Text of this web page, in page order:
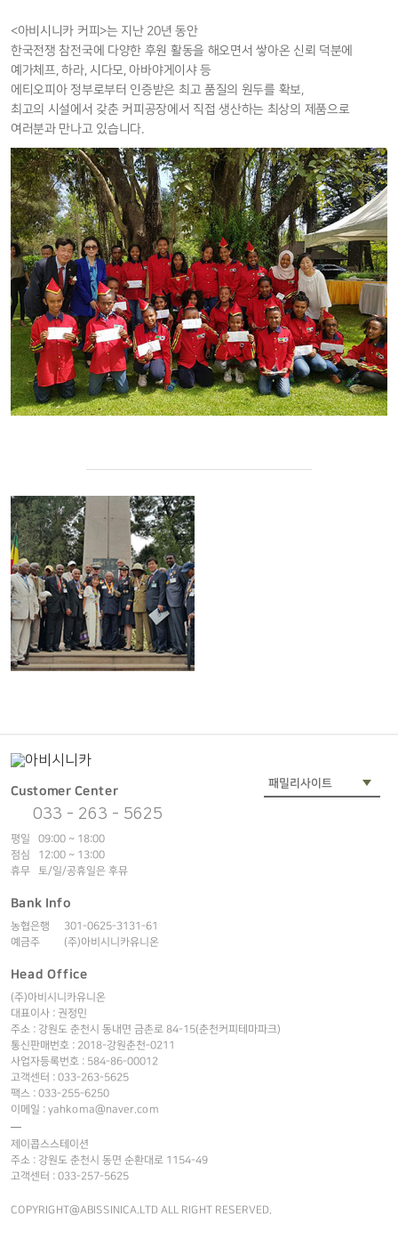
<아비시니카 커피>는 지난 20년 동안
한국전쟁 참전국에 다양한 후원 활동을 해오면서 쌓아온 신뢰 덕분에
예가체프, 하라, 시다모, 아바야게이샤 등
에티오피아 정부로부터 인증받은 최고 품질의 원두를 확보,
최고의 시설에서 갖춘 커피공장에서 직접 생산하는 최상의 제품으로
여러분과 만나고 있습니다.
Customer Center
033 - 263 - 5625
평일 09:00 ~ 18:00
점심 12:00 ~ 13:00
휴무 토/일/공휴일은 후뮤
Bank Info
농협은행
301-0625-3131-61
예금주
(주)아비시니카유니온
Head Office
(주)아비시니카유니온
대표이사 : 권정민
주소 : 강원도 춘천시 동내면 금촌로 84-15(춘천커피테마파크)
통신판매번호 : 2018-강원춘천-0211
사업자등록번호 : 584-86-00012
고객센터 : 033-263-5625
팩스 : 033-255-6250
이메일 : yahkoma@naver.com
제이콥스스테이션
주소 : 강원도 춘천시 동면 순환대로 1154-49
고객센터 : 033-257-5625
COPYRIGHT@ABISSINICA.LTD ALL RIGHT RESERVED.